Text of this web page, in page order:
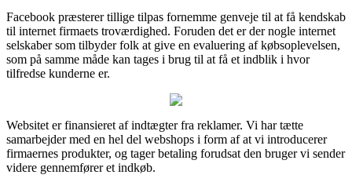
Facebook præsterer tillige tilpas fornemme genveje til at få kendskab
til internet firmaets troværdighed. Foruden det er der nogle internet
selskaber som tilbyder folk at give en evaluering af købsoplevelsen,
som på samme måde kan tages i brug til at få et indblik i hvor
tilfredse kunderne er.
Websitet er finansieret af indtægter fra reklamer. Vi har tætte
samarbejder med en hel del webshops i form af at vi introducerer
firmaernes produkter, og tager betaling forudsat den bruger vi sender
videre gennemfører et indkøb.